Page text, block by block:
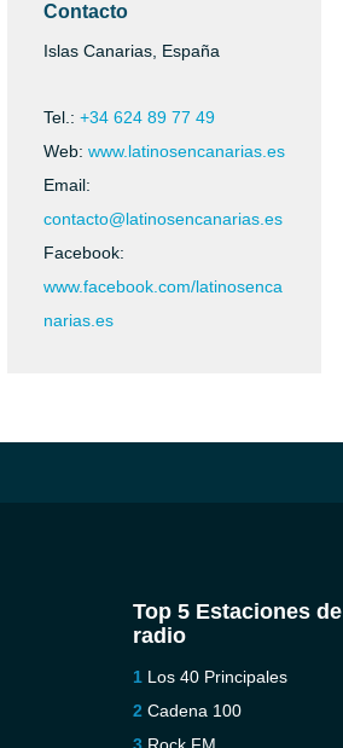
Contacto
Islas Canarias, España
Tel.: +34 624 89 77 49
Web: www.latinosencanarias.es
Email:
contacto@latinosencanarias.es
Facebook:
www.facebook.com/latinosenca
narias.es
Top 5 Estaciones de
radio
Los 40 Principales
Cadena 100